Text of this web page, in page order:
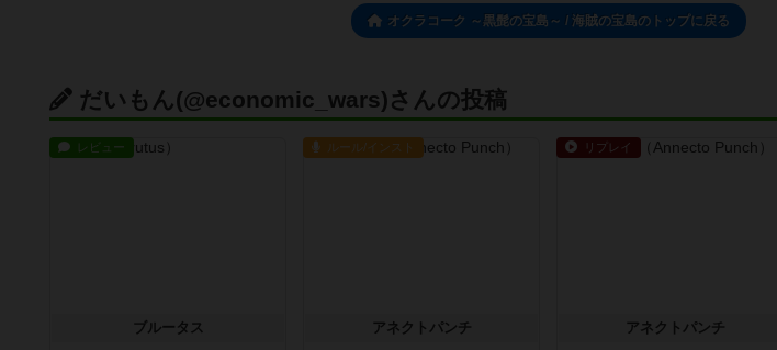
オクラコーク ～黒髭の宝島～ / 海賊の宝島のトップに戻る
だいもん(@economic_wars)さんの投稿
レビュー
ブルータス
ルール/インスト
アネクトパンチ
リプレイ
アネクトパンチ